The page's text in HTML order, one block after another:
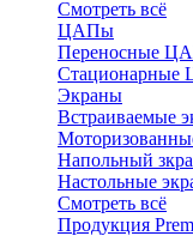
Смотреть всё
ЦАПы
Переносные
Экраны
Встраиваемые
Напольный
Настольные
Смотреть всё
Продукция